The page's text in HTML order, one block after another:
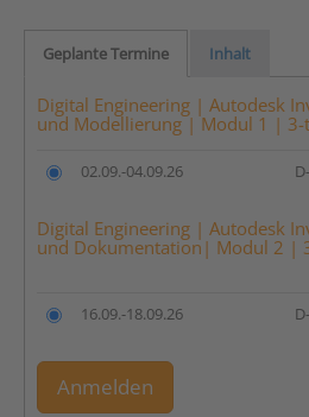
Geplante Termine Inhalt
Digital Engineering | Autodesk
und Modellierung | Modul 1 | 3-
02.09.-04.09.26
Digital Engineering | Autodesk
und Dokumentation| Modul 2 |
16.09.-18.09.26
Anmelden